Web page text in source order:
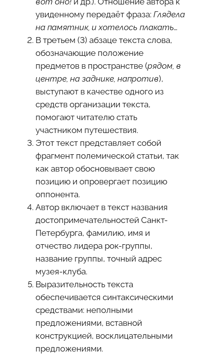
увиденному передаёт фраза: Глядела
на памятник, и хотелось плакать…
В третьем (3) абзаце текста слова,
обозначающие положение
предметов в пространстве (рядом, в
центре, на заднике, напротив),
выступают в качестве одного из
средств организации текста,
помогают читателю стать
участником путешествия.
Этот текст представляет собой
фрагмент полемической статьи, так
как автор обосновывает свою
позицию и опровергает позицию
оппонента.
Автор включает в текст названия
достопримечательностей Санкт-
Петербурга, фамилию, имя и
отчество лидера рок-группы,
название группы, точный адрес
музея-клуба.
Выразительность текста
обеспечивается синтаксическими
средствами: неполными
предложениями, вставной
конструкцией, восклицательными
предложениями.